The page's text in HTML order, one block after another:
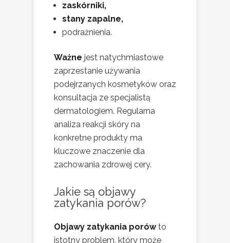
zaskórniki,
stany zapalne,
podrażnienia.
Ważne jest natychmiastowe
zaprzestanie używania
podejrzanych kosmetyków oraz
konsultacja ze specjalistą
dermatologiem. Regularna
analiza reakcji skóry na
konkretne produkty ma
kluczowe znaczenie dla
zachowania zdrowej cery.
Jakie są objawy
zatykania porów?
Objawy zatykania porówto
istotny problem, który może